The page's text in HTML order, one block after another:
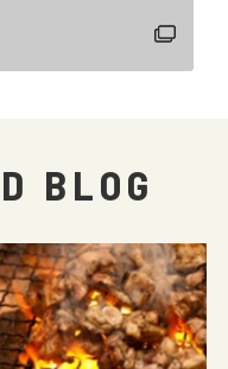
BLOG